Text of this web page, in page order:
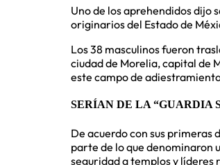
Uno de los aprehendidos dijo
originarios del Estado de
Los 38 masculinos fueron
ciudad de Morelia, capital de
este campo de
SERÍAN DE LA “GUARDIA
De acuerdo con sus
parte de lo que denominaron
seguridad a templos y líderes